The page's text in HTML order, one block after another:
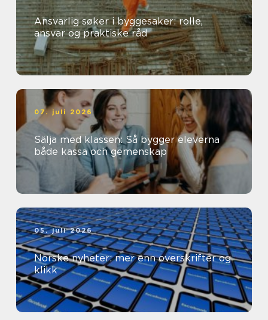
Ansvarlig søker i byggesaker: rolle,
ansvar og praktiske råd
07. juli 2026
Sälja med klassen: Så bygger eleverna
både kassa och gemenskap
05. juli 2026
Norske nyheter: mer enn overskrifter og
klikk